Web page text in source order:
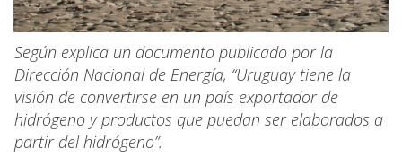
Según explica un documento publicado por la
Dirección Nacional de Energía, “Uruguay tiene la
visión de convertirse en un país exportador de
hidrógeno y productos que puedan ser elaborados a
partir del hidrógeno”.